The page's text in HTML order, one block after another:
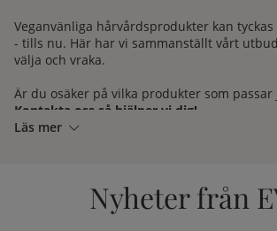
Veganvänliga hårvårdsprodukter kan
- tills nu. Här har vi sammanställt vårt
välja och vraka.
Är du osäker på vilka produkter som
Kontakta oss så hjälper vi dig!
Läs mer
Nyheter från